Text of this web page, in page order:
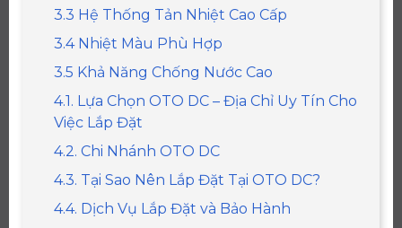
3.3 Hệ Thống Tản Nhiệt Cao Cấp
3.4 Nhiệt Màu Phù Hợp
3.5 Khả Năng Chống Nước Cao
4.1. Lựa Chọn OTO DC – Địa Chỉ Uy Tín Cho
Việc Lắp Đặt
4.2. Chi Nhánh OTO DC
4.3. Tại Sao Nên Lắp Đặt Tại OTO DC?
4.4. Dịch Vụ Lắp Đặt và Bảo Hành